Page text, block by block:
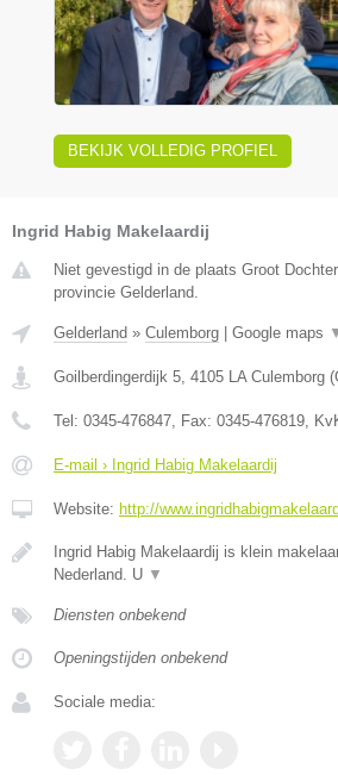
BEKIJK VOLLEDIG PROFIEL
Ingrid Habig Makelaardij
Niet gevestigd in de plaats Groot
provincie Gelderland.
Gelderland » Culemborg Google maps
Goilberdingerdijk 5, 4105 LA Culemborg (
Tel: 0345-476847, Fax: 0345-476819,
E-mail › Ingrid Habig Makelaardij
Website: http://
Ingrid Habig Makelaardij is klein
Nederland. U ▼
Diensten onbekend
Openingstijden onbekend
Sociale media: